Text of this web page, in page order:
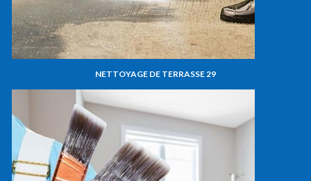
NETTOYAGE DE TERRASSE 29